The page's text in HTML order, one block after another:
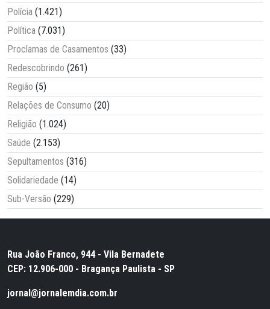
Polícia (1.421)
Política (7.031)
Proclamas de Casamentos (33)
Redescobrindo (261)
Região (5)
Relações de Consumo (20)
Religião (1.024)
Saúde (2.153)
Sepultamentos (316)
Solidariedade (14)
Sub-Versão (229)
Rua João Franco, 944 - Vila Bernadete
CEP: 12.906-000 - Bragança Paulista - SP
jornal@jornalemdia.com.br